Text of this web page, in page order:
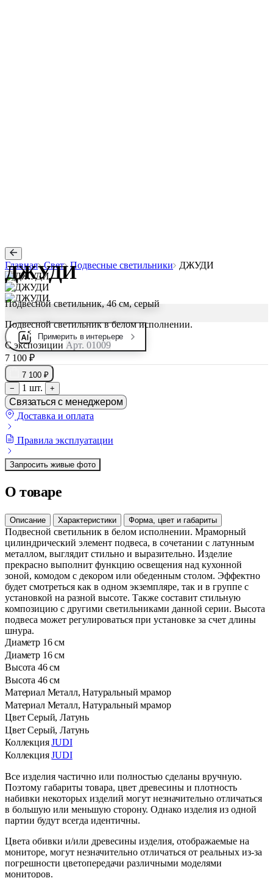
Главная Свет Подвесные светильники ДЖУДИ
Примерить в интерьере
ДЖУДИ
Подвесной светильник, 46 см, серый
Подвесной светильник в белом исполнении.
С экспозиции Арт. 01009
7 100 ₽
7 100 ₽
−
1 шт. +
Связаться с менеджером
Доставка и оплата
Правила эксплуатации
Запросить живые фото
О товаре
Описание Характеристики Форма, цвет и габариты
Подвесной светильник в белом исполнении. Мраморный
цилиндрический элемент подвеса, в сочетании с латунным
металлом, выглядит стильно и выразительно. Изделие
прекрасно выполнит функцию освещения над кухонной
зоной, комодом с декором или обеденным столом. Эффектно
будет смотреться как в одном экземпляре, так и в группе с
установкой на разной высоте. Также составит стильную
композицию с другими светильниками данной серии. Высота
подвеса может регулироваться при установке за счет длины
шнура.
Диаметр 16 см
Диаметр 16 см
Высота 46 см
Высота 46 см
Материал Металл, Натуральный мрамор
Материал Металл, Натуральный мрамор
Цвет Серый, Латунь
Цвет Серый, Латунь
Коллекция JUDI
Коллекция JUDI
Все изделия частично или полностью сделаны вручную.
Поэтому габариты товара, цвет древесины и плотность
набивки некоторых изделий могут незначительно отличаться
в большую или меньшую сторону. Однако изделия из одной
партии будут всегда идентичны.
Цвета обивки и/или древесины изделия, отображаемые на
мониторе, могут незначительно отличаться от реальных из-за
погрешности цветопередачи различными моделями
мониторов.